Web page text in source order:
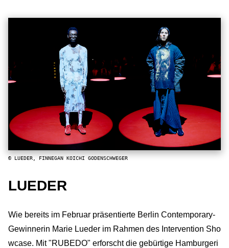
© LUEDER, FINNEGAN KOICHI GODENSCHWEGER
LUEDER
Wie bereits im Februar präsentierte Berlin Contemporary-
Gewinnerin Marie Lueder im Rahmen des Intervention Sho
wcase. Mit "RUBEDO" erforscht die gebürtige Hamburgeri